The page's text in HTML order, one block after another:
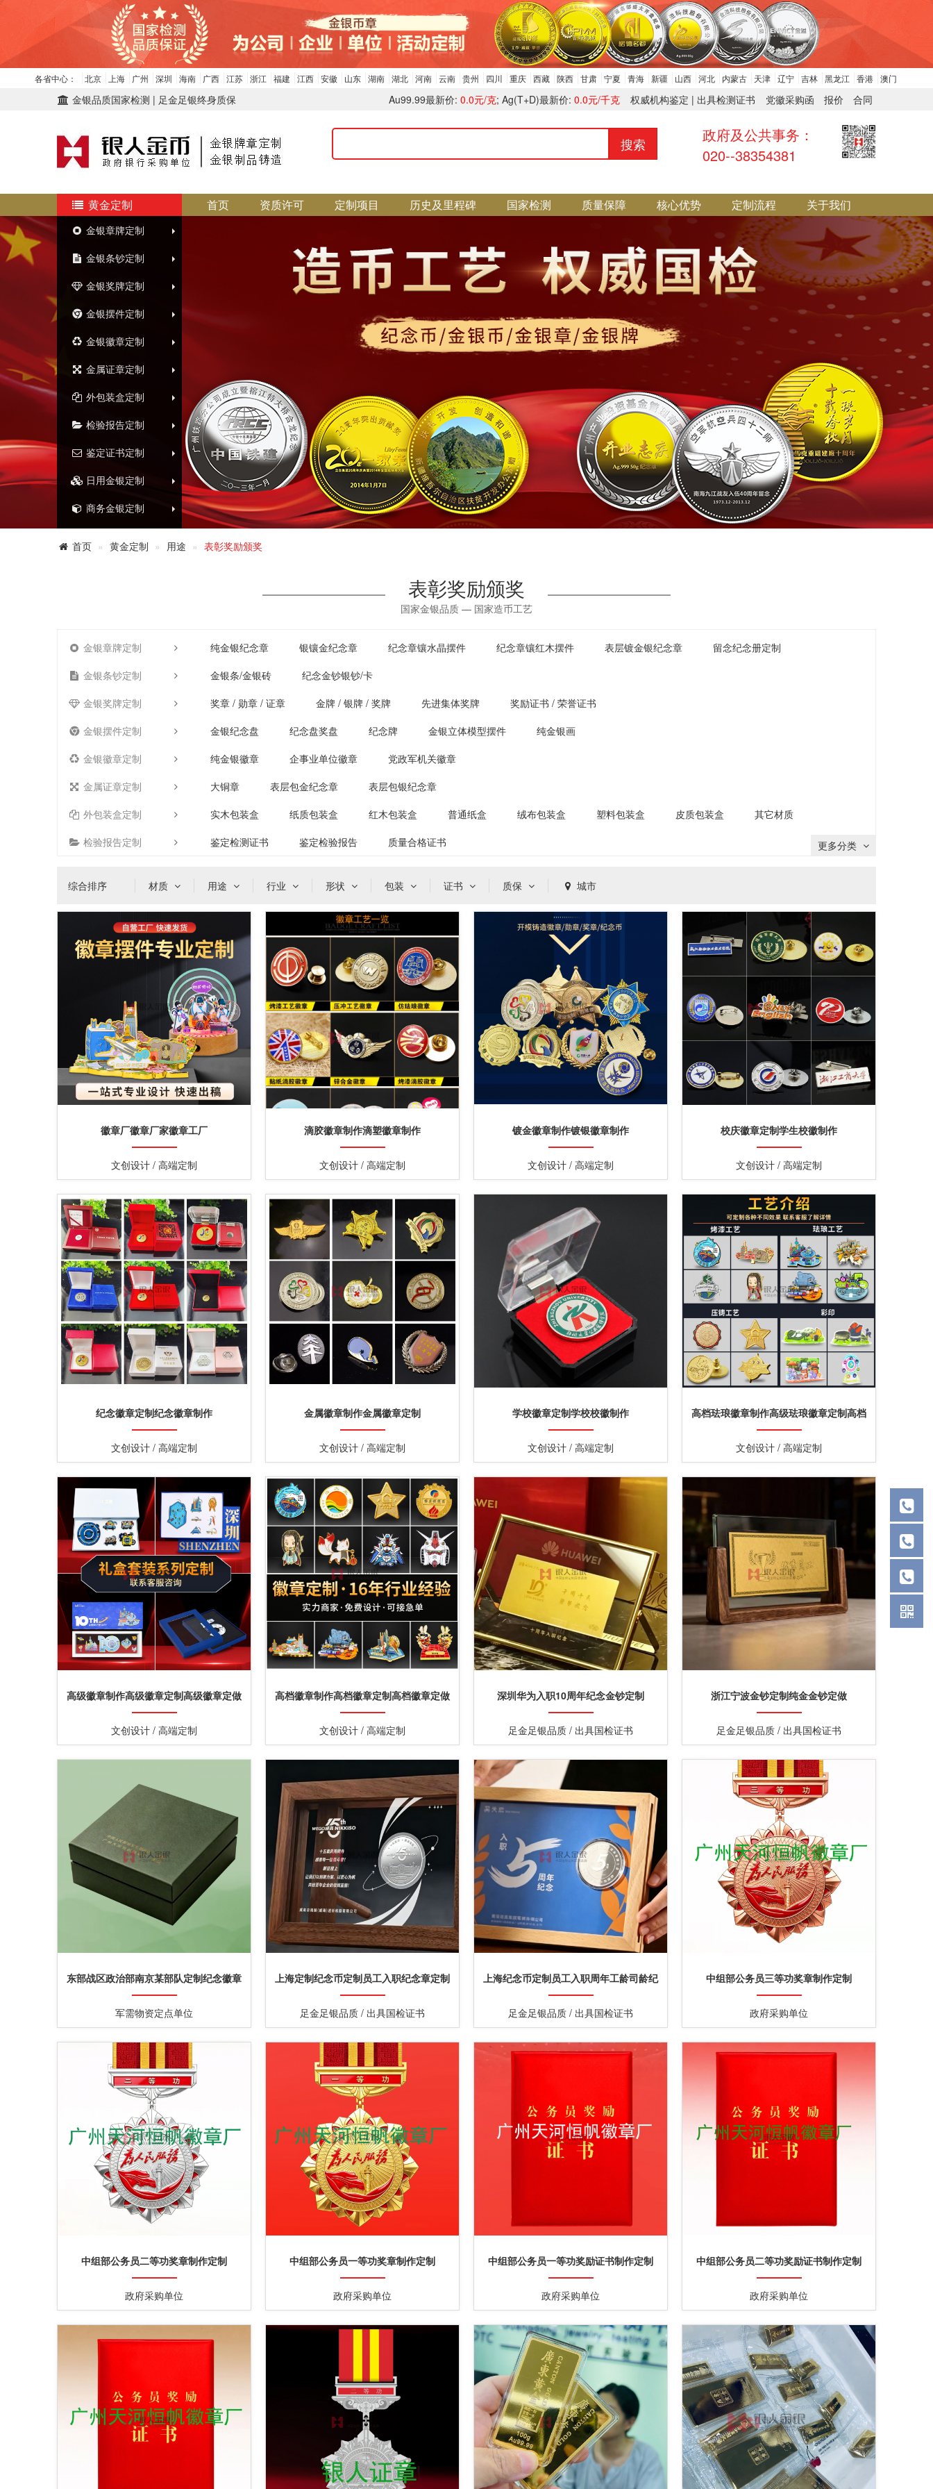
各省中心： 北京 上海 广州 深圳 海南 广西 江苏 浙江 福建 江西 安徽 山东 湖南 湖北 河南 云南 贵州 四川 重庆 西藏 陕西 甘肃 宁夏 青海 新疆 山西 河北 内蒙古 天津 辽宁 吉林 黑龙江 香港 澳门
金银品质国家检测 | 足金足银终身质保 党徽采购函 报价 合同
权威机构鉴定 | 出具检测证书
Au99.99最新价: 0.0元/克; Ag(T+D)最新价: 0.0元/千克
搜索
政府及公共事务：
020--38354381
黄金定制
金银章牌定制
金银条钞定制
金银奖牌定制
金银摆件定制
金银徽章定制
金属证章定制
外包装盒定制
检验报告定制
鉴定证书定制
日用金银定制
商务金银定制
首页 资质许可 定制项目 历史及里程碑 国家检测 质量保障 核心优势 定制流程 关于我们
首页 黄金定制 用途 表彰奖励颁奖
表彰奖励颁奖
国家金银品质 — 国家造币工艺
金银章牌定制 纯金银纪念章 银镶金纪念章 纪念章镶水晶摆件 纪念章镶红木摆件 表层镀金银纪念章
留念纪念册定制
金银条钞定制
金银条/金银砖
纪念金钞银钞/卡
金银奖牌定制
奖章 / 勋章 / 证章 金牌 / 银牌 / 奖牌 先进集体奖牌
奖励证书 / 荣誉证书
金银摆件定制
金银纪念盘 纪念盘奖盘 纪念牌 金银立体模型摆件
纯金银画
金银徽章定制
纯金银徽章 企事业单位徽章
党政军机关徽章
金属证章定制
大铜章 表层包金纪念章
表层包银纪念章
外包装盒定制
实木包装盒 纸质包装盒 红木包装盒 普通纸盒 绒布包装盒 塑料包装盒 皮质包装盒
其它材质
检验报告定制
鉴定检测证书 鉴定检验报告 质量合格证书 更多分类
综合排序 材质 用途 行业 形状 包装 证书 质保 城市
徽章厂徽章厂家徽章工厂
文创设计 / 高端定制
滴胶徽章制作滴塑徽章制作
文创设计 / 高端定制
镀金徽章制作镀银徽章制作
文创设计 / 高端定制
校庆徽章定制学生校徽制作
文创设计 / 高端定制
纪念徽章定制纪念徽章制作
文创设计 / 高端定制
金属徽章制作金属徽章定制
文创设计 / 高端定制
学校徽章定制学校校徽制作
文创设计 / 高端定制
高档珐琅徽章制作高级珐琅徽章定制高档
珐琅徽章定做
文创设计 / 高端定制
高级徽章制作高级徽章定制高级徽章定做
文创设计 / 高端定制
高档徽章制作高档徽章定制高档徽章定做
文创设计 / 高端定制
深圳华为入职10周年纪念金钞定制
足金足银品质 / 出具国检证书
浙江宁波金钞定制纯金金钞定做
足金足银品质 / 出具国检证书
东部战区政治部南京某部队定制纪念徽章
军需物资定点单位
上海定制纪念币定制员工入职纪念章定制
足金足银品质 / 出具国检证书
上海纪念币定制员工入职周年工龄司龄纪
念币定制
足金足银品质 / 出具国检证书
中组部公务员三等功奖章制作定制
政府采购单位
中组部公务员二等功奖章制作定制
政府采购单位
中组部公务员一等功奖章制作定制
政府采购单位
中组部公务员一等功奖励证书制作定制
政府采购单位
中组部公务员二等功奖励证书制作定制
政府采购单位